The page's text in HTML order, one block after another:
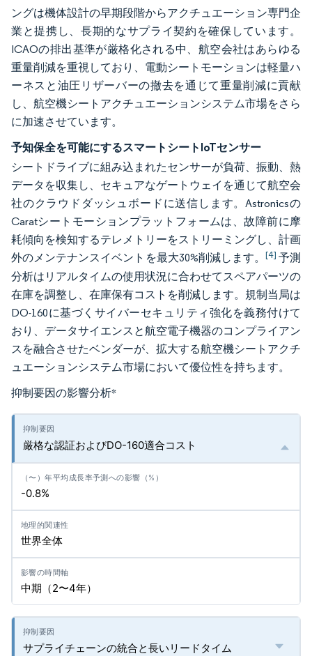
ングは機体設計の早期段階からアクチュエーション専門企
業と提携し、長期的なサプライ契約を確保しています。
ICAOの排出基準が厳格化される中、航空会社はあらゆる
重量削減を重視しており、電動シートモーションは軽量ハ
ーネスと油圧リザーバーの撤去を通じて重量削減に貢献
し、航空機シートアクチュエーションシステム市場をさら
に加速させています。
予知保全を可能にするスマートシートIoTセンサー
シートドライブに組み込まれたセンサーが負荷、振動、熱
データを収集し、セキュアなゲートウェイを通じて航空会
社のクラウドダッシュボードに送信します。Astronicsの
Caratシートモーションプラットフォームは、故障前に摩
耗傾向を検知するテレメトリーをストリーミングし、計画
外のメンテナンスイベントを最大30%削減します。 [4] 予測
分析はリアルタイムの使用状況に合わせてスペアパーツの
在庫を調整し、在庫保有コストを削減します。規制当局は
DO-160に基づくサイバーセキュリティ強化を義務付けて
おり、データサイエンスと航空電子機器のコンプライアン
スを融合させたベンダーが、拡大する航空機シートアクチ
ュエーションシステム市場において優位性を持ちます。
抑制要因の影響分析*
厳格な認証およびDO-160適合コスト
-0.8%
世界全体
中期（2〜4年）
サプライチェーンの統合と長いリードタイム